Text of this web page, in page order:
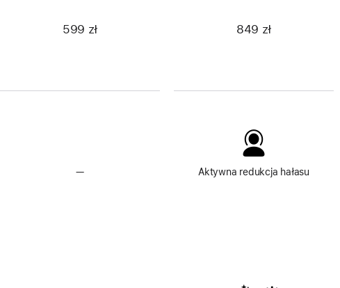
599 zł
—Brak
849 zł
Aktywna redukcja hałasu